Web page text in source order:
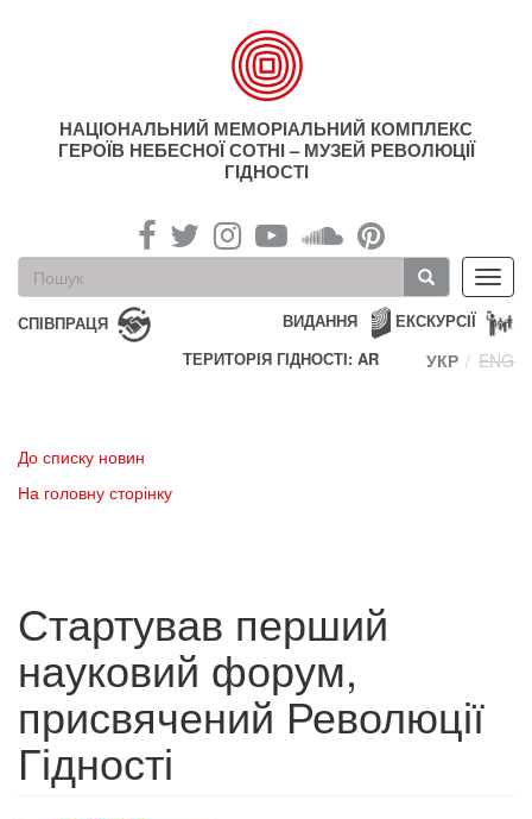
НАЦІОНАЛЬНИЙ МЕМОРІАЛЬНИЙ КОМПЛЕКС
ГЕРОЇВ НЕБЕСНОЇ СОТНІ – МУЗЕЙ РЕВОЛЮЦІЇ
ГІДНОСТІ
Пошукова
форма
Пошук
СПІВПРАЦЯ ЕКСКУРСІЇ
ВИДАННЯ
ТЕРИТОРІЯ ГІДНОСТІ: AR
УКР ENG
До списку новин
На головну сторінку
Стартував перший
науковий форум,
присвячений Революції
Гідності